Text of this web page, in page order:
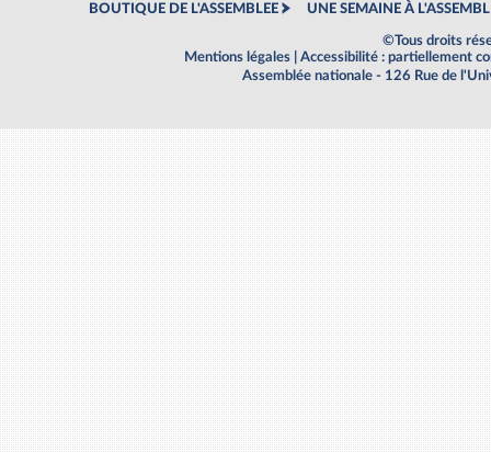
BOUTIQUE DE L'ASSEMBLEE UNE SEMAINE À
©Tous droits
Mentions légales
Accessibilité : partiellement
Assemblée nationale - 126 Rue de